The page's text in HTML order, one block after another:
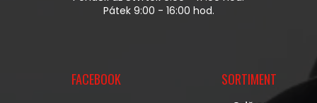
Pátek 9:00 - 16:00 hod.
FACEBOOK SORTIMENT